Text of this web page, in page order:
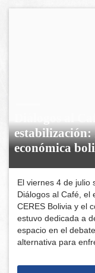
Diálogos al
económica
El viernes 4 de julio
Diálogos al Café, el
CERES Bolivia y el
estuvo dedicada a
espacio en el
alternativa para